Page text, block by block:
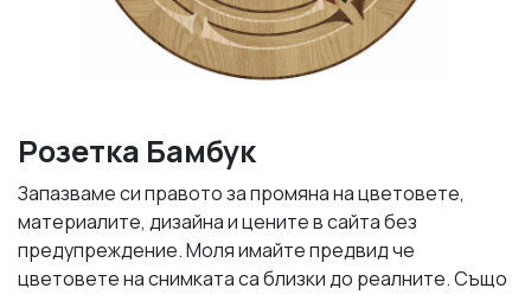
Розетка Бамбук
Запазваме си правото за промяна на цветовете,
материалите, дизайна и цените в сайта без
предупреждение. Моля имайте предвид че
цветовете на снимката са близки до реалните. Също